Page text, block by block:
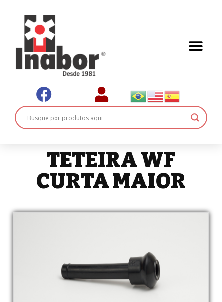
TETEIRA WF
CURTA MAIOR